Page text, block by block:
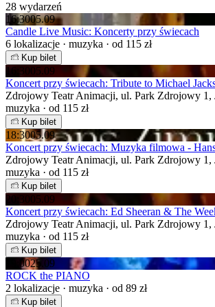
28 wydarzeń
16:3005.09
Candle Live Music: Koncerty przy świecach
6 lokalizacje · muzyka · od 115 zł
Kup bilet
16:3005.09
Koncert przy świecach: Tribute to Michael
Zdrojowy Teatr Animacji, ul. Park Zdrojowy 1,
muzyka · od 115 zł
Kup bilet
18:3005.09
Koncert przy świecach: Muzyka filmowa -
Zdrojowy Teatr Animacji, ul. Park Zdrojowy 1,
muzyka · od 115 zł
Kup bilet
20:3005.09
Koncert przy świecach: Ed Sheeran & The
Zdrojowy Teatr Animacji, ul. Park Zdrojowy 1,
muzyka · od 115 zł
Kup bilet
19:0025.09
ROCK the PIANO
2 lokalizacje · muzyka · od 89 zł
Kup bilet